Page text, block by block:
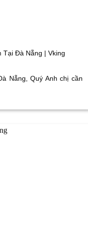
Tại Đà Nẵng | Vking
Nẵng, Quý Anh chị cần